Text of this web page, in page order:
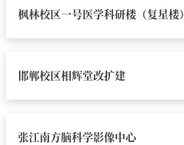
枫林校区一号医学科研楼（复星楼）
邯郸校区相辉堂改扩建
张江南方脑科学影像中心